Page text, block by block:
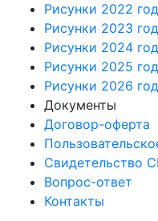
Рисунки 2022 год
Рисунки 2023 год
Рисунки 2024 год
Рисунки 2025 год
Рисунки 2026 год
Документы
Договор-оферта
Свидетельство
Вопрос-ответ
Контакты